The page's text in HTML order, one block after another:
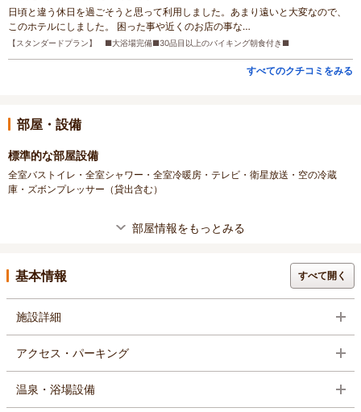
日頃と違う休日を過ごそうと思って利用しました。あまり遠いと大変なので、
このホテルにしました。 困った事や近くのお店の事な…
【スタンダードプラン】 ■大浴場完備■30品目以上のバイキング朝食付き■
すべてのクチコミをみる
部屋・設備
標準的な部屋設備
全室バストイレ・全室シャワー・全室冷暖房・テレビ・衛星放送・空の冷蔵
庫・ズボンプレッサー（貸出含む）
部屋情報をもっとみる
基本情報 すべて開く
施設詳細
アクセス・パーキング
温泉・浴場設備